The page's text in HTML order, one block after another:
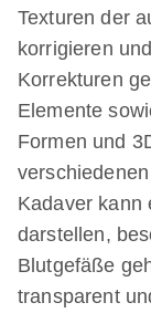
Texturen der
korrigieren
Korrekturen
Elemente
Formen und
Kadaver kann
darstellen,
Blutgefäße
transparent